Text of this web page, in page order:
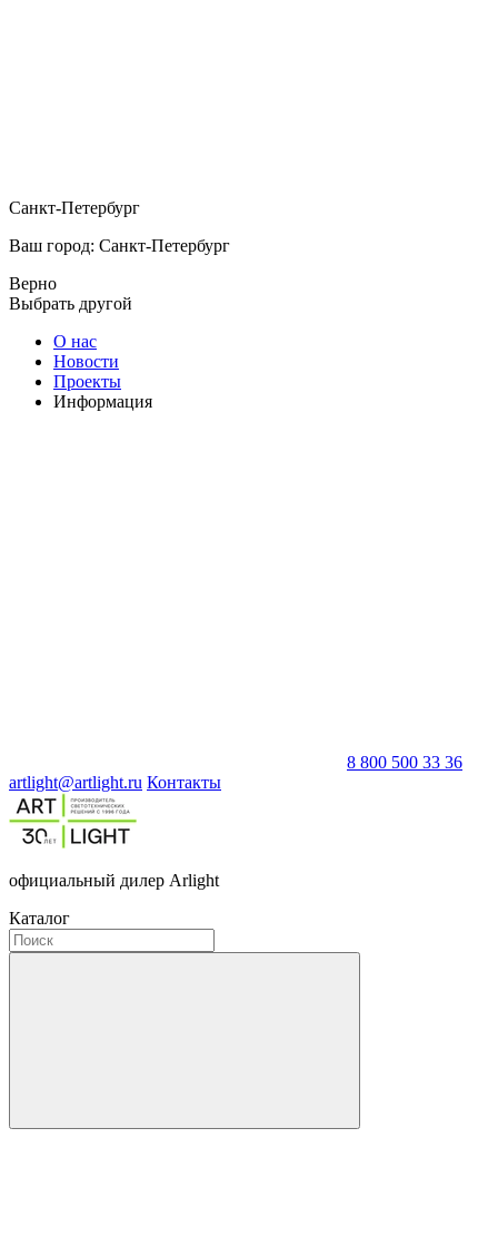
Санкт-Петербург
Ваш город: Санкт-Петербург
Верно
Выбрать другой
О нас
Новости
Проекты
Информация
8 800 500 33 36
artlight@artlight.ru Контакты
официальный дилер Arlight
Каталог